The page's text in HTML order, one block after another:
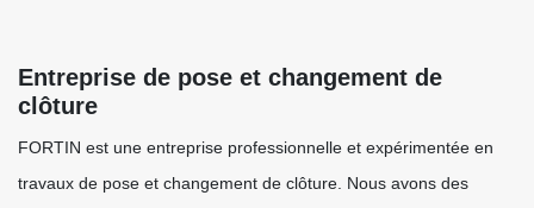
Entreprise de pose et changement de
clôture
FORTIN est une entreprise professionnelle et expérimentée en
travaux de pose et changement de clôture. Nous avons des